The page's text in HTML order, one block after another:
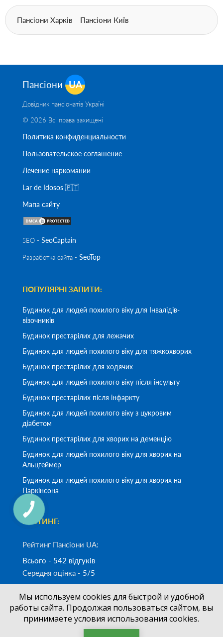
Пансіони Харків Пансіони Київ
Пансіони UA
Довідник пансіонатів Україні
© 2026 Всі права захищені
Политика конфиденциальности
Пользовательское соглашение
Лечение наркомании
Lar de Idosos 🇵🇹
Мапа сайту
SEO - SeoСaptain
Разработка сайта - SeoTop
ПОПУЛЯРНІ ЗАПИТИ:
Будинок для людей похилого віку для Інвалідів-
візочників
Будинок престарілих для лежачих
Будинок для людей похилого віку для тяжкохворих
Будинок престарілих для ходячих
Будинок для людей похилого віку після інсульту
Будинок престарілих після інфаркту
Будинок для людей похилого віку з цукровим
діабетом
Будинок престарілих для хворих на деменцію
Будинок для людей похилого віку для хворих на
Альцгеймер
Будинок для людей похилого віку для хворих на
Паркінсона
РЕЙТИНГ:
Рейтинг Пансіони UA:
Всього - 542 відгуків
Середня оцінка - 5/5
Замовити дзвінок
700-33-83
Мы используем cookies для быстрой и удобной
работы сайта. Продолжая пользоваться сайтом, вы
принимаете условия использования cookies.